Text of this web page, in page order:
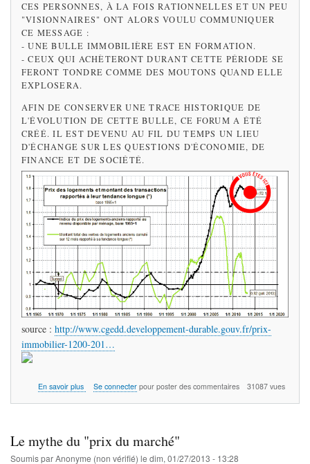
CES PERSONNES, À LA FOIS RATIONNELLES ET UN PEU
"VISIONNAIRES" ONT ALORS VOULU COMMUNIQUER
CE MESSAGE :
- UNE BULLE IMMOBILIÈRE EST EN FORMATION.
- CEUX QUI ACHÈTERONT DURANT CETTE PÉRIODE SE
FERONT TONDRE COMME DES MOUTONS QUAND ELLE
EXPLOSERA.
AFIN DE CONSERVER UNE TRACE HISTORIQUE DE
L'ÉVOLUTION DE CETTE BULLE, CE FORUM A ÉTÉ
CRÉÉ. IL EST DEVENU AU FIL DU TEMPS UN LIEU
D'ÉCHANGE SUR LES QUESTIONS D'ÉCONOMIE, DE
FINANCE ET DE SOCIÉTÉ.
source : http://www.cgedd.developpement-durable.gouv.fr/prix-
immobilier-1200-201…
En savoir plus
sur
France
Se connecterpour poster des commentaires 31087 vues
Le mythe du "prix du marché"
Soumis parAnonyme (non vérifié) le dim, 01/27/2013 - 13:28